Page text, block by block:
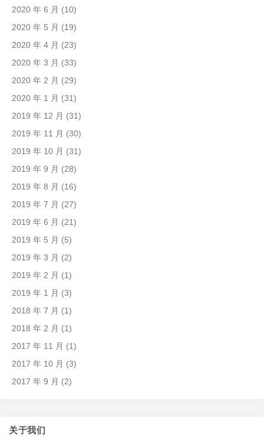
2020 年 6 月 (10)
2020 年 5 月 (19)
2020 年 4 月 (23)
2020 年 3 月 (33)
2020 年 2 月 (29)
2020 年 1 月 (31)
2019 年 12 月 (31)
2019 年 11 月 (30)
2019 年 10 月 (31)
2019 年 9 月 (28)
2019 年 8 月 (16)
2019 年 7 月 (27)
2019 年 6 月 (21)
2019 年 5 月 (5)
2019 年 3 月 (2)
2019 年 2 月 (1)
2019 年 1 月 (3)
2018 年 7 月 (1)
2018 年 2 月 (1)
2017 年 11 月 (1)
2017 年 10 月 (3)
2017 年 9 月 (2)
关于我们